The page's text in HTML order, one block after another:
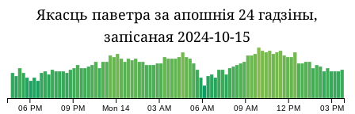
Якасць паветра за апошнія 24 гадзіны,
запісаная 2024-10-15
06 PM 09 PM Mon 14 03 AM 06 AM 09 AM 12 PM 03 PM